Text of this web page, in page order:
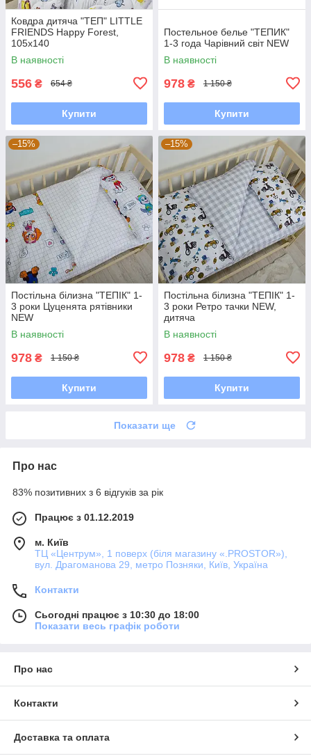
Ковдра дитяча "ТЕП" LITTLE
FRIENDS Happy Forest,
105x140
В наявності
556 ₴ 654 ₴
Купити
Постельное белье "ТЕПИК"
1-3 года Чарівний світ NEW
В наявності
978 ₴ 1 150 ₴
Купити
–15%
Постільна білизна "ТЕПІК" 1-
3 роки Цуценята рятівники
NEW
В наявності
978 ₴ 1 150 ₴
Купити
–15%
Постільна білизна "ТЕПІК" 1-
3 роки Ретро тачки NEW,
дитяча
В наявності
978 ₴ 1 150 ₴
Купити
Показати ще
Про нас
83% позитивних з 6 відгуків за рік
Працює з 01.12.2019
м. Київ
ТЦ «Центрум», 1 поверх (біля магазину «.PROSTOR»),
вул. Драгоманова 29, метро Позняки, Київ, Україна
Контакти
Сьогодні працює з 10:30 до 18:00
Показати весь графік роботи
Про нас
Контакти
Доставка та оплата